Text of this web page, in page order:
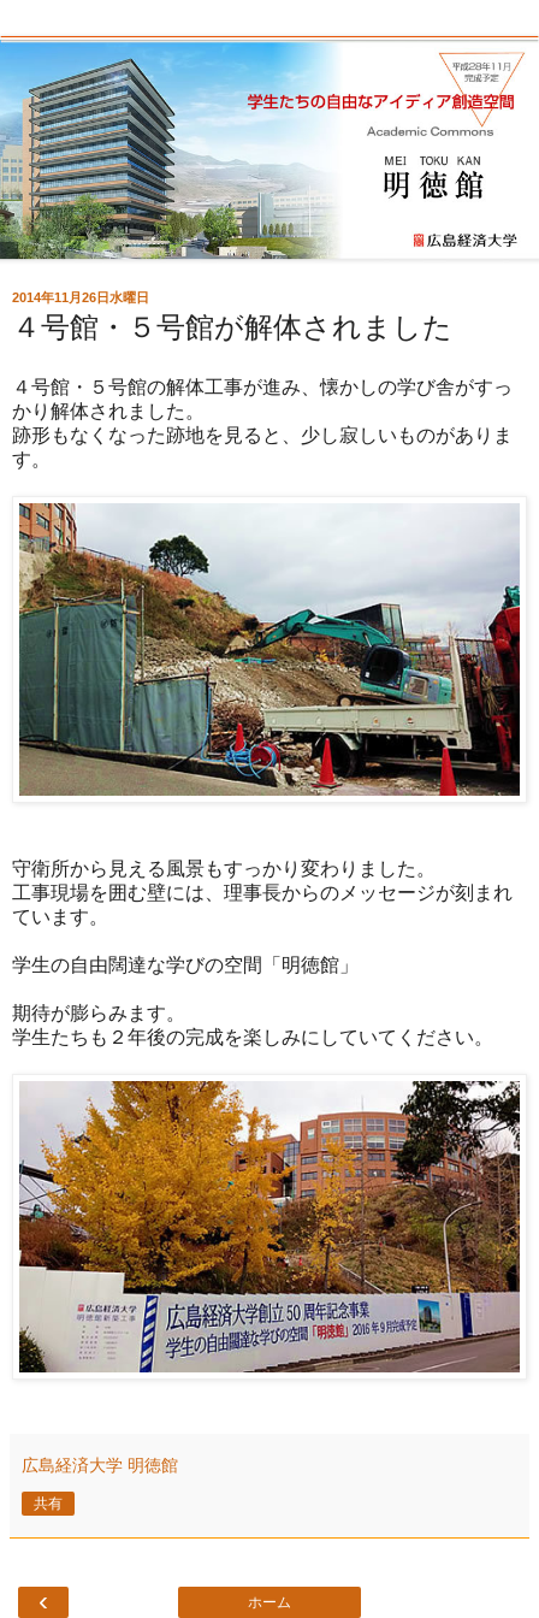
2014年11月26日水曜日
４号館・５号館が解体されました
４号館・５号館の解体工事が進み、懐かしの学び舎がすっ
かり解体されました。
跡形もなくなった跡地を見ると、少し寂しいものがありま
す。
守衛所から見える風景もすっかり変わりました。
工事現場を囲む壁には、理事長からのメッセージが刻まれ
ています。
学生の自由闊達な学びの空間「明徳館」
期待が膨らみます。
学生たちも２年後の完成を楽しみにしていてください。
広島経済大学 明徳館
共有
‹ ホーム